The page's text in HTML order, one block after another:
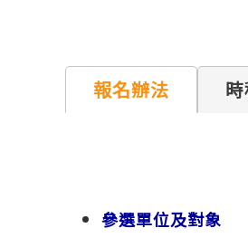
報名辦法
參選單位及對象